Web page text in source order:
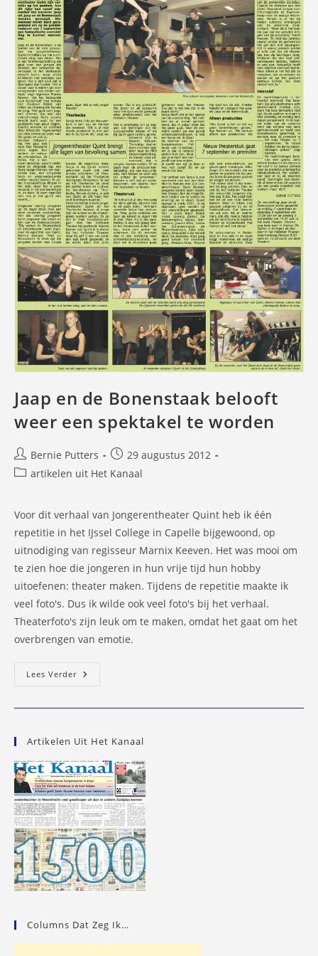
Jaap en de Bonenstaak belooft
weer een spektakel te worden
Bericht
auteur:
Bernie Putters
Bericht
gepubliceerd
29 augustus 2012
Berichtcategorie:
artikelen uit Het Kanaal
Voor dit verhaal van Jongerentheater Quint heb ik één
repetitie in het IJssel College in Capelle bijgewoond, op
uitnodiging van regisseur Marnix Keeven. Het was mooi om
te zien hoe die jongeren in hun vrije tijd hun hobby
uitoefenen: theater maken. Tijdens de repetitie maakte ik
veel foto's. Dus ik wilde ook veel foto's bij het verhaal.
Theaterfoto's zijn leuk om te maken, omdat het gaat om het
overbrengen van emotie.
Lees VerderJaap
Spektakel
Worden
Artikelen Uit Het Kanaal
Columns Dat Zeg Ik…